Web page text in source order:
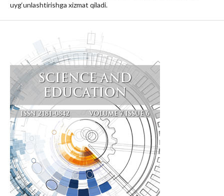
uyg‘unlashtirishga xizmat qiladi.